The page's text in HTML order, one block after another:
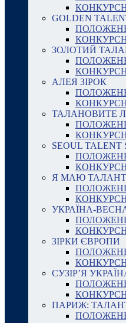
GOLDEN
ЗОЛОТИЙ
АЛЕЯ ЗІРОК
ТАЛАНОВИТЕ
SEOUL TALENT
Я МАЮ
УКРАЇНА-
ЗІРКИ ЄВРОПИ
СУЗІР’Я
ПАРИЖ: